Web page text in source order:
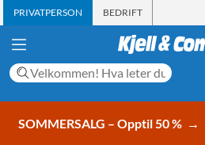
PRIVATPERSON BEDRIFT
SOMMERSALG – Opptil 50 % →